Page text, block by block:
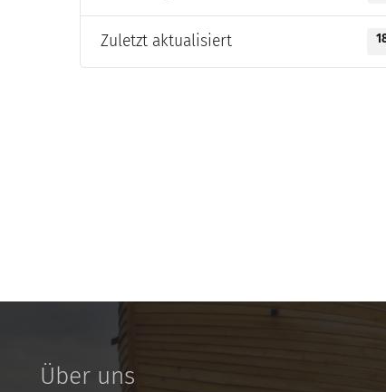
Zuletzt aktualisiert
Über uns